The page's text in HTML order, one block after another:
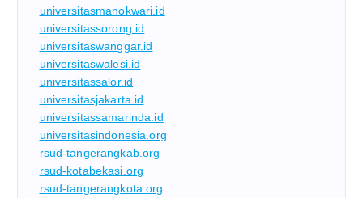
universitasmanokwari.id
universitassorong.id
universitaswanggar.id
universitaswalesi.id
universitassalor.id
universitasjakarta.id
universitassamarinda.id
universitasindonesia.org
rsud-tangerangkab.org
rsud-kotabekasi.org
rsud-tangerangkota.org